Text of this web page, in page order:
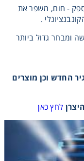
- חום, משפר את
ומבחר גדול ביותר
החדש וכן מוצרים
לחץ כאן
ושטנצים